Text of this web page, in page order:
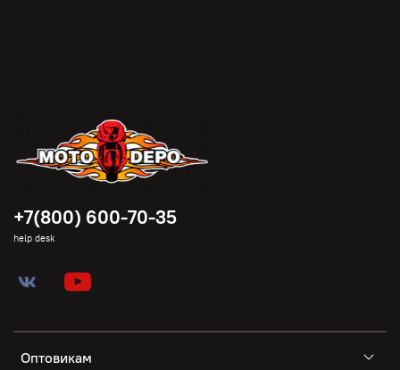
Оптовикам
+7(800) 600-70-35
help desk